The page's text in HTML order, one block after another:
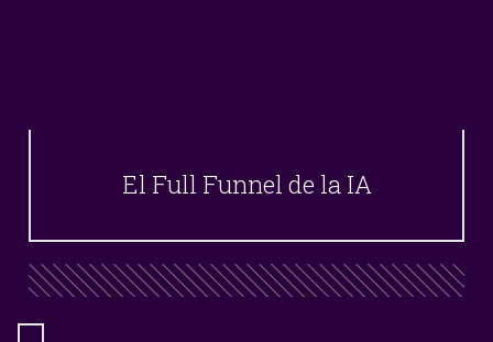
El Full Funnel de la IA